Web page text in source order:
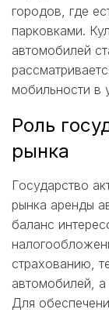
городов, где
парковками.
автомобилей
мобильности в
Роль
рынка
Государство
рынка аренды
баланс
страхованию,
автомобилей,
Для